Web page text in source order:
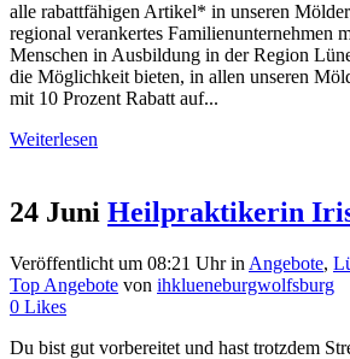
alle rabattfähigen Artikel* in unseren
regional verankertes Familienunternehmen
Menschen in Ausbildung in der Region
die Möglichkeit bieten, in allen unseren
mit 10 Prozent Rabatt auf...
Weiterlesen
24 Juni Heilpraktikerin
Veröffentlicht um 08:21 Uhrin Angebote,
Top Angebote von ihklueneburgwolfsburg
0 Likes
Du bist gut vorbereitet und hast trotzdem